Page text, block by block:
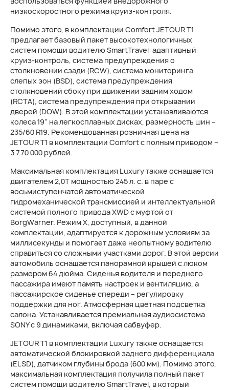
низкоскоростного режима круиз-контроля.
Помимо этого, в комплектации Comfort JETOUR T1
предлагает базовый пакет высокотехнологичных
систем помощи водителю SmartTravel: адаптивный
круиз-контроль, система предупреждения о
столкновении сзади (RCW), система мониторинга
слепых зон (BSD), система предупреждения
столкновений сбоку при движении задним ходом
(RCTA), система предупреждения при открывании
дверей (DOW). В этой комплектации устанавливаются
колеса 19” на легкосплавных дисках, размерность шин –
235/60 R19. Рекомендованная розничная цена на
JETOUR T1 в комплектации Comfort с полным приводом –
3 770 000 рублей.
Максимальная комплектация Luxury также оснащается
двигателем 2,0Т мощностью 245 л. с. в паре с
восьмиступенчатой автоматической
гидромеханической трансмиссией и интеллектуальной
системой полного привода XWD с муфтой от
BorgWarner. Режим X, доступный, в данной
комплектации, адаптируется к дорожным условиям за
миллисекунды и помогает даже неопытному водителю
справиться со сложными участками дорог. В этой версии
автомобиль оснащается панорамной крышей с люком
размером 64 дюйма. Сиденья водителя и переднего
пассажира имеют память настроек и вентиляцию, а
пассажирское сиденье спереди – регулировку
поддержки для ног. Атмосферная цветная подсветка
салона. Устанавливается премиальная аудиосистема
SONY с 9 динамиками, включая сабвуфер.
JETOUR T1 в комплектации Luxury также оснащается
автоматической блокировкой заднего дифференциала
(ELSD), датчиком глубины брода (600 мм). Помимо этого,
максимальная комплектация получила полный пакет
систем помощи водителю SmartTravel, в который